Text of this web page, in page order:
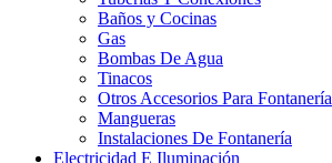
Baños y Cocinas
Gas
Bombas De Agua
Tinacos
Otros Accesorios Para Fontanería
Mangueras
Instalaciones De Fontanería
Electricidad E Iluminación